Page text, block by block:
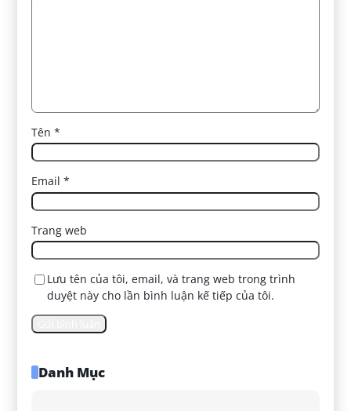
Tên*
Email*
Trang web
Lưu tên của tôi, email, và trang web trong trình
duyệt này cho lần bình luận kế tiếp của tôi.
Danh Mục